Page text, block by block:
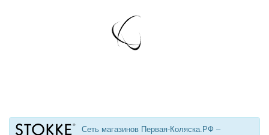
Сеть магазинов Первая-Коляска.РФ –